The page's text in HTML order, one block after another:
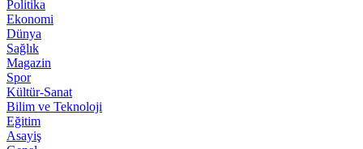
Politika
Ekonomi
Dünya
Sağlık
Magazin
Spor
Kültür-Sanat
Bilim ve Teknoloji
Eğitim
Asayiş